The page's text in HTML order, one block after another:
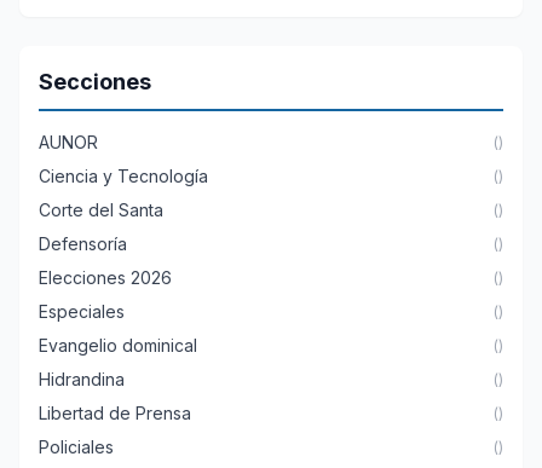
Secciones
AUNOR ()
Ciencia y Tecnología ()
Corte del Santa ()
Defensoría ()
Elecciones 2026 ()
Especiales ()
Evangelio dominical ()
Hidrandina ()
Libertad de Prensa ()
Policiales ()